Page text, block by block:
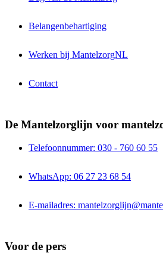
Belangenbehartiging
Werken bij MantelzorgNL
Contact
De Mantelzorglijn voor
Telefoonnummer: 030 - 760 60 55
WhatsApp: 06 27 23 68 54
E-mailadres:
Voor de pers